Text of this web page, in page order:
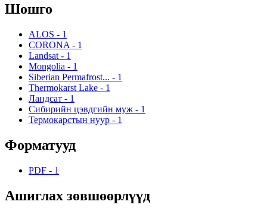
Шошго
ALOS - 1
CORONA - 1
Landsat - 1
Mongolia - 1
Siberian Permafrost... - 1
Thermokarst Lake - 1
Ландсат - 1
Сибирийн цэвдгийн муж - 1
Термокарстын нуур - 1
Форматууд
PDF - 1
Ашиглах зөвшөөрлүүд